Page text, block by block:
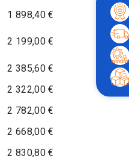
1 898,40 €
2 199,00 €
2 385,60 €
2 322,00 €
2 782,00 €
2 668,00 €
2 830,80 €